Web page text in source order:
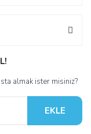
almak ister misiniz?
EKLE